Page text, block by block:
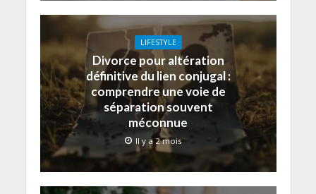
LIFESTYLE
Divorce pour altération
définitive du lien conjugal :
comprendre une voie de
séparation souvent
méconnue
Il y a 2 mois